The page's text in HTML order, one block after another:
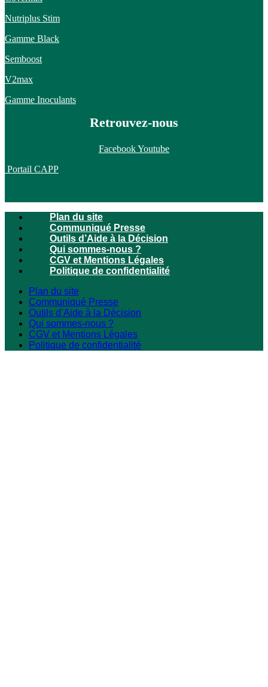
Nutriplus Stim
Gamme Black
Semboost
V2max
Gamme Inoculants
Retrouvez-nous
FacebookYoutube
Portail CAPP
Plan du site
Communiqué Presse
Outils d’Aide à la Décision
Qui sommes-nous ?
CGV et Mentions Légales
Politique de confidentialité
Plan du site
Communiqué Presse
Outils d’Aide à la Décision
Qui sommes-nous ?
CGV et Mentions Légales
Politique de confidentialité